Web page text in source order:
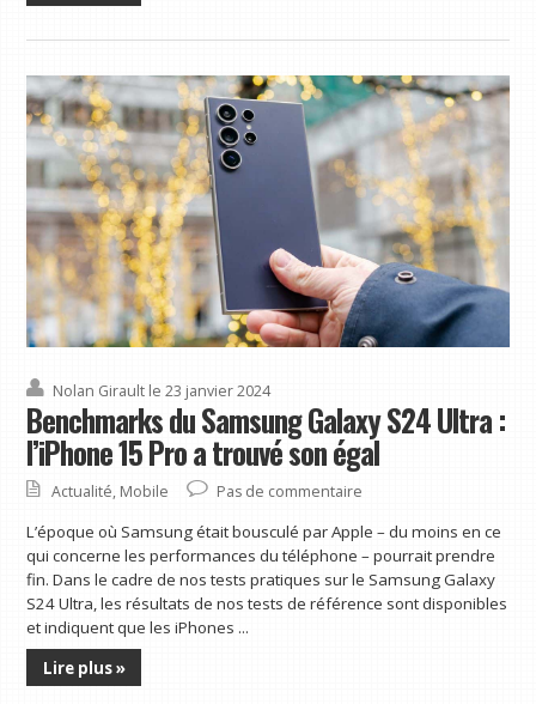
Nolan Girault le 23 janvier 2024
Benchmarks du Samsung Galaxy S24 Ultra :
l’iPhone 15 Pro a trouvé son égal
Actualité, Mobile Pas de commentaire
L’époque où Samsung était bousculé par Apple – du moins en ce
qui concerne les performances du téléphone – pourrait prendre
fin. Dans le cadre de nos tests pratiques sur le Samsung Galaxy
S24 Ultra, les résultats de nos tests de référence sont disponibles
et indiquent que les iPhones ...
Lire plus »